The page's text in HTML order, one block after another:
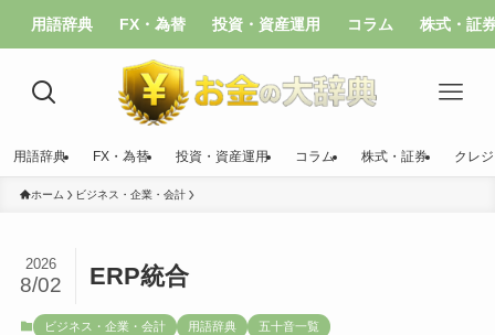
用語辞典 FX・為替 投資・資産運用 コラム 株式・証
用語辞典 FX・為替 投資・資産運用 コラム 株式・証券 クレ
ホーム ビジネス・企業・会計
ERP統合
2026
8/02
ビジネス・企業・会計 用語辞典 五十音一覧